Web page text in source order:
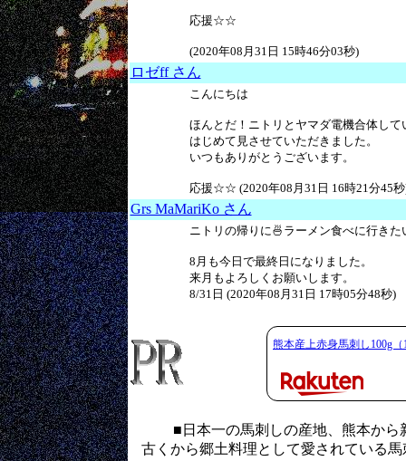
応援☆☆
(2020年08月31日 15時46分03秒)
ロゼff さん
こんにちは
ほんとだ！ニトリとヤマダ電機合体して
はじめて見させていただきました。
いつもありがとうございます。
応援☆☆ (2020年08月31日 16時21分45
Grs MaMariKo さん
ニトリの帰りに🍜ラーメン食べに行きた
8月も今日で最終日になりました。
来月もよろしくお願いします。
8/31日 (2020年08月31日 17時05分48秒)
熊本産上赤身馬刺し100g
■日本一の馬刺しの産地、熊本か
古くから郷土料理として愛されている